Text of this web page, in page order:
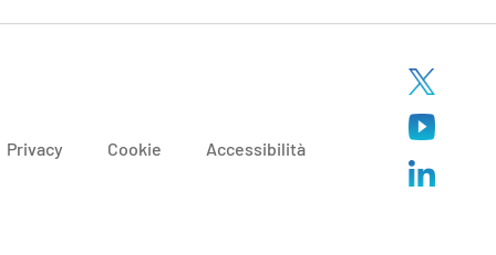
Privacy Cookie Accessibilità